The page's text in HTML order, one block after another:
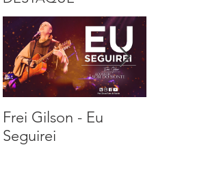
Frei Gilson - Eu
Seguirei